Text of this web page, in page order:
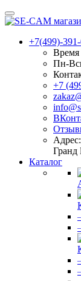
+7(499)-
Время
Пн-
+7
Каталог